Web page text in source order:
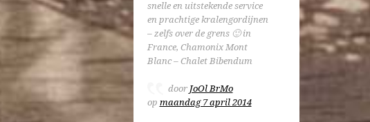
snelle en uitstekende service
en prachtige kralengordijnen
– zelfs over de grens 🙂 in
France, Chamonix Mont
Blanc – Chalet Bibendum
door JoOl BrMo
op maandag 7 april 2014